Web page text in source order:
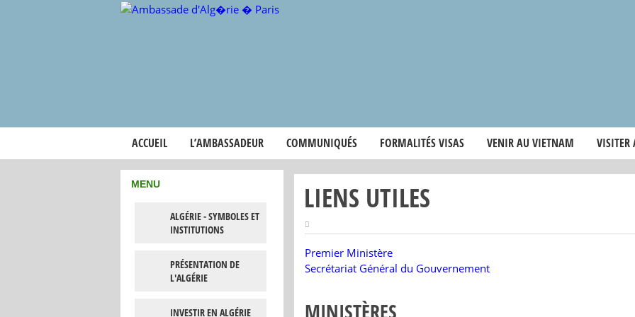
ACCUEIL L’AMBASSADEUR COMMUNIQUÉS FORMALITÉS VISAS VENIR AU VIETNAM VISITER
MENU
ALGÉRIE - SYMBOLES ET
INSTITUTIONS
PRÉSENTATION DE
L'ALGÉRIE
INVESTIR EN ALGÉRIE
LIENS UTILES
Premier Ministère
Secrétariat Général du Gouvernement
MINISTÈRES